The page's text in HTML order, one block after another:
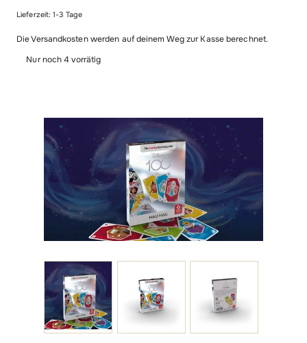
Lernspiele
Shop
Shopübersicht
Alle Produkte im Überblick
Kontakt
Lieferzeit:1-3 Tage
Die Versandkosten werden auf deinem Weg zur Kasse berechnet.
Nur noch 4 vorrätig